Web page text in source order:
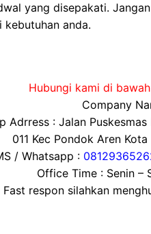
yang disepakati.
kebutuhan anda.
Hubungi kami di
Company
Adrress : Jalan
011 Kec Pondok Aren
/ Whatsapp : 0
Office Time : Senin –
Fast respon silahkan